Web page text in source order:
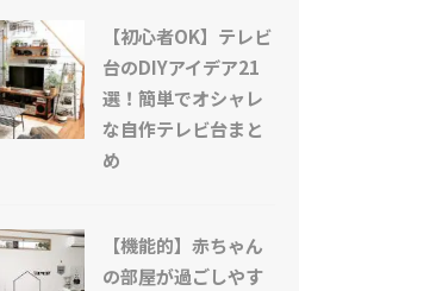
【初心者OK】テレビ
台のDIYアイデア21
選！簡単でオシャレ
な自作テレビ台まと
め
【機能的】赤ちゃん
の部屋が過ごしやす